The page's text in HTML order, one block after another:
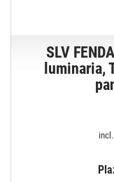
SLV
luminaria,